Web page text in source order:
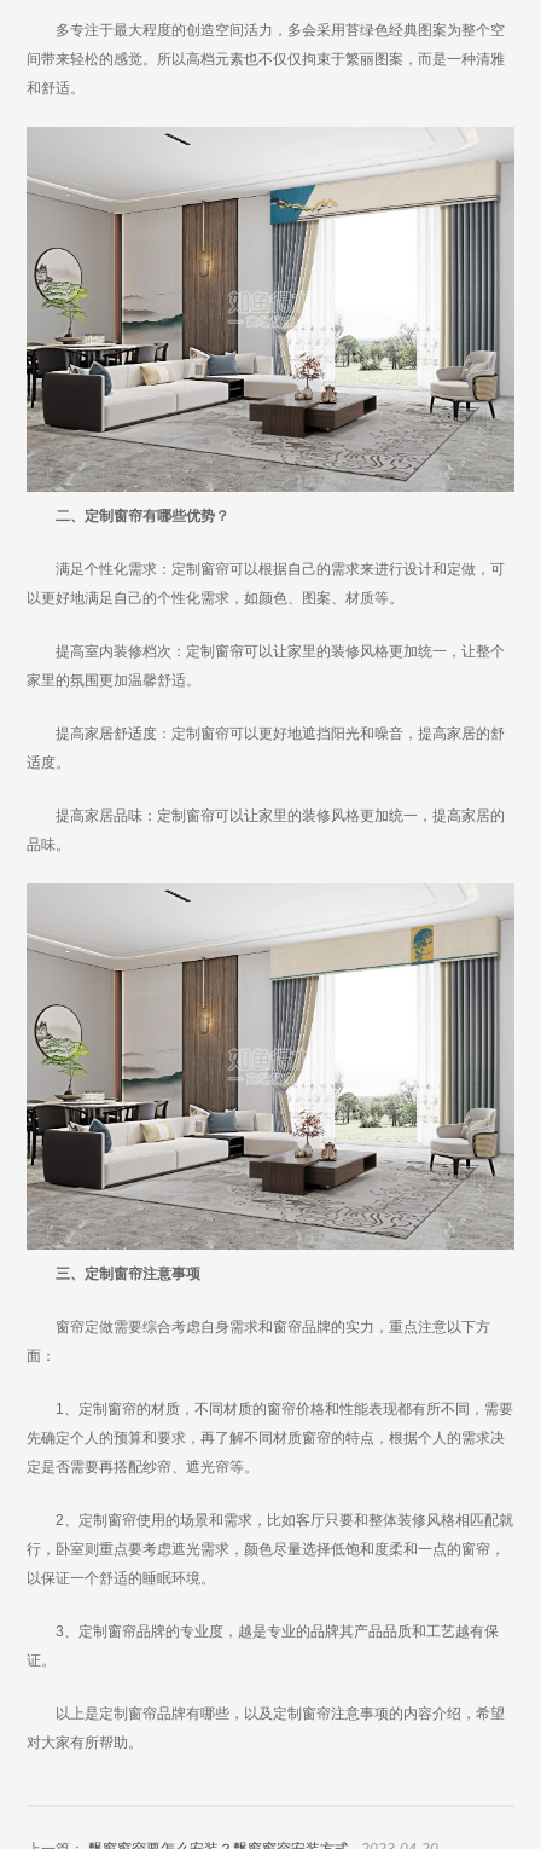
多专注于最大程度的创造空间活力，多会采用苔绿色经典图案为整个空
间带来轻松的感觉。所以高档元素也不仅仅拘束于繁丽图案，而是一种清雅
和舒适。
二、定制窗帘有哪些优势？
满足个性化需求：定制窗帘可以根据自己的需求来进行设计和定做，可
以更好地满足自己的个性化需求，如颜色、图案、材质等。
提高室内装修档次：定制窗帘可以让家里的装修风格更加统一，让整个
家里的氛围更加温馨舒适。
提高家居舒适度：定制窗帘可以更好地遮挡阳光和噪音，提高家居的舒
适度。
提高家居品味：定制窗帘可以让家里的装修风格更加统一，提高家居的
品味。
三、定制窗帘注意事项
窗帘定做需要综合考虑自身需求和窗帘品牌的实力，重点注意以下方
面：
1、定制窗帘的材质，不同材质的窗帘价格和性能表现都有所不同，需要
先确定个人的预算和要求，再了解不同材质窗帘的特点，根据个人的需求决
定是否需要再搭配纱帘、遮光帘等。
2、定制窗帘使用的场景和需求，比如客厅只要和整体装修风格相匹配就
行，卧室则重点要考虑遮光需求，颜色尽量选择低饱和度柔和一点的窗帘，
以保证一个舒适的睡眠环境。
3、定制窗帘品牌的专业度，越是专业的品牌其产品品质和工艺越有保
证。
以上是定制窗帘品牌有哪些，以及定制窗帘注意事项的内容介绍，希望
对大家有所帮助。